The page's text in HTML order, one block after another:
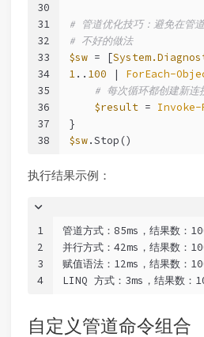
30
31
32
33
34
35
36
37
38
# 管道优化技巧：避免在管
# 不好的做法
$sw = [
1.. 100 | ForEach-
# 每次循环都创建新连
$result = Invoke-
}
$sw.Stop()
执行结果示例：
1
2
3
4
管道方式：85ms，结果数：
并行方式：42ms，结果数：
赋值语法：12ms，结果数：
LINQ 方式：3ms，结果数：
自定义管道命令组合